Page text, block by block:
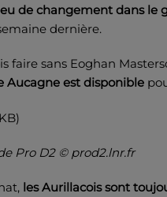
de changement dans le
dernière.
faire sans Eoghan
Aucagne est disponible
Pro D2 © prod2.lnr.fr
les Aurillacois sont